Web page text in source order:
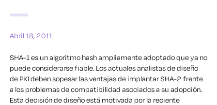
Abril 18, 2011
SHA-1 es un algoritmo hash ampliamente adoptado que ya no
puede considerarse fiable. Los actuales analistas de diseño
de PKI deben sopesar las ventajas de implantar SHA-2 frente
a los problemas de compatibilidad asociados a su adopción.
Esta decisión de diseño está motivada por la reciente